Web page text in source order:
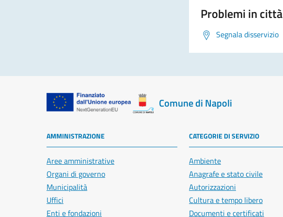
Problemi in città
Segnala disservizio
Comune di Napoli
AMMINISTRAZIONE
Aree amministrative
Organi di governo
Municipalità
Uffici
Enti e fondazioni
CATEGORIE DI SERVIZIO
Ambiente
Anagrafe e stato civile
Autorizzazioni
Cultura e tempo libero
Documenti e certificati